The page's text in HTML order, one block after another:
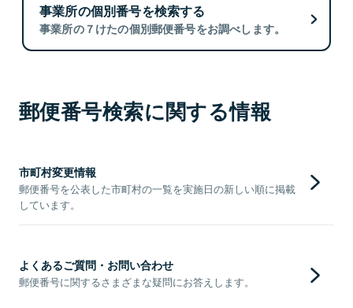
事業所の個別番号を検索する
事業所の７けたの個別郵便番号をお調べします。
郵便番号検索に関する情報
市町村変更情報
郵便番号を公表した市町村の一覧を実施日の新しい順に掲載
しています。
よくあるご質問・お問い合わせ
郵便番号に関するさまざまな疑問にお答えします。